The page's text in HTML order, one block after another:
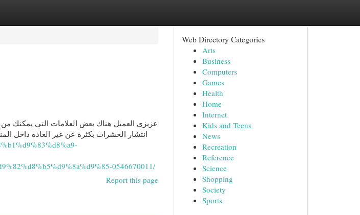
عزيزي العميل هناك بعض العلامات التي يمكنك
انتشار الحشرات بكثرة عن غير العادة داخل
0546670011/
Report this page
Web Directory Categories
Arts
Business
Computers
Games
Health
Home
Internet
Kids and Teens
News
Recreation
Reference
Science
Shopping
Society
Sports